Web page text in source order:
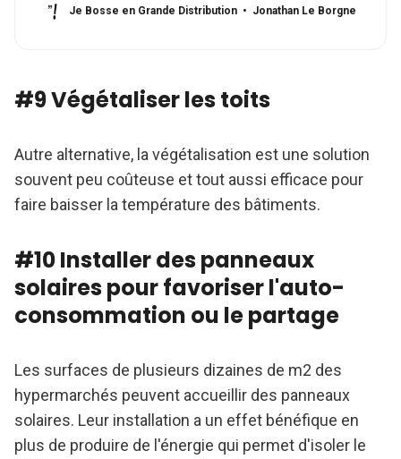
Je Bosse en Grande Distribution Jonathan Le Borgne
#9 Végétaliser les toits
Autre alternative, la végétalisation est une solution
souvent peu coûteuse et tout aussi efficace pour
faire baisser la température des bâtiments.
#10 Installer des panneaux
solaires pour favoriser l'auto-
consommation ou le partage
Les surfaces de plusieurs dizaines de m2 des
hypermarchés peuvent accueillir des panneaux
solaires. Leur installation a un effet bénéfique en
plus de produire de l'énergie qui permet d'isoler le